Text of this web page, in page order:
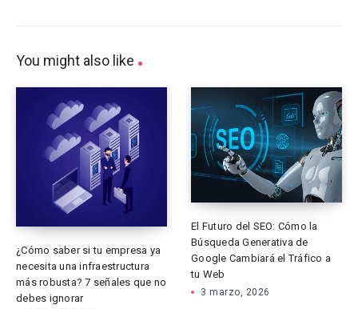
You might also like
¿Cómo saber si tu empresa ya
necesita una infraestructura
más robusta? 7 señales que no
debes ignorar
El Futuro del SEO: Cómo la
Búsqueda Generativa de
Google Cambiará el Tráfico a
tu Web
3 marzo, 2026